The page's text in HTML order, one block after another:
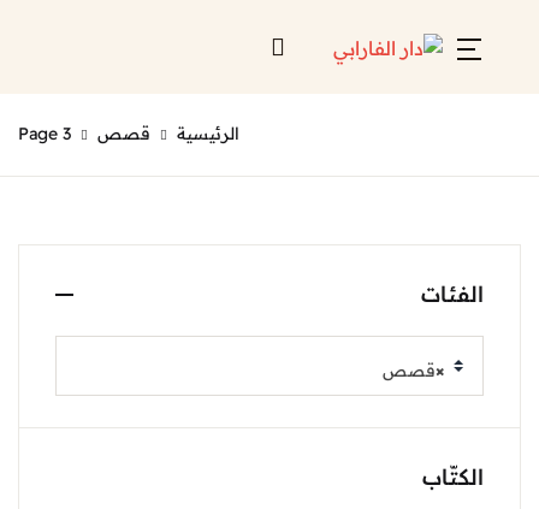
الرئيسية قصص Page 3
الفئات
×قصص
الكتّاب